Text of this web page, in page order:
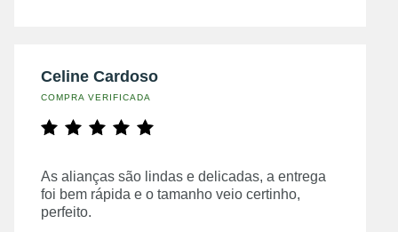
Celine Cardoso
COMPRA VERIFICADA
As alianças são lindas e delicadas, a entrega
foi bem rápida e o tamanho veio certinho,
perfeito.